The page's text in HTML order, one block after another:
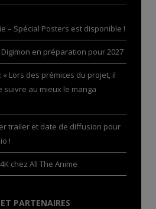
– Spécial Posters est disponible !
en préparation pour 2027
Lors des prémices du projet, il
suivre au mieux le manga
trailer et date de diffusion pour
!
chez All The Anime
PARTENAIRES